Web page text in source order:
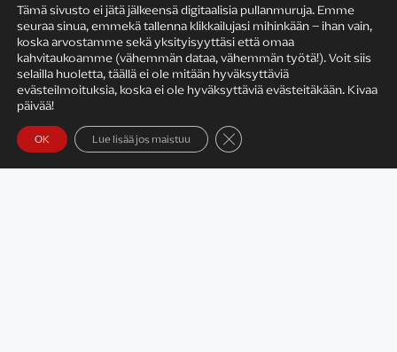
Satu Rämö
Yhteystiedot
Tämä sivusto ei jätä jälkeensä digitaalisia pullanmuruja. Emme
seuraa sinua, emmekä tallenna klikkailujasi mihinkään – ihan vain,
koska arvostamme sekä yksityisyyttäsi että omaa
kahvitaukoamme (vähemmän dataa, vähemmän työtä!). Voit siis
selailla huoletta, täällä ei ole mitään hyväksyttäviä
evästeilmoituksia, koska ei ole hyväksyttäviä evästeitäkään. Kivaa
päivää!
OK Lue lisää jos maistuu Sulje evästebanneri